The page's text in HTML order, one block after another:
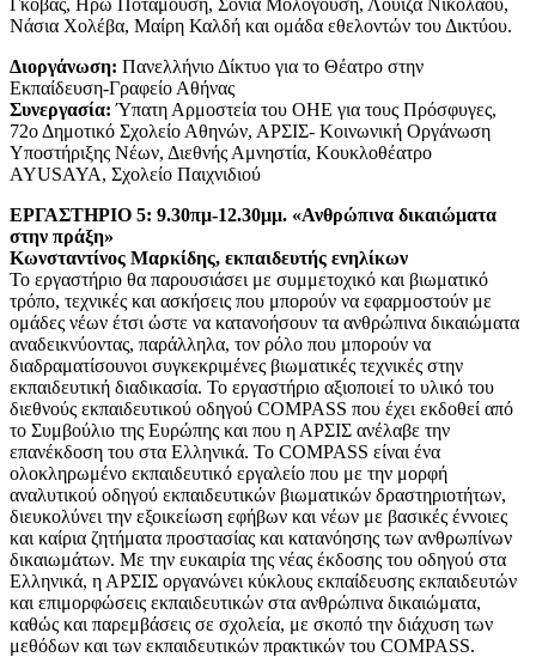
Νάσια Χολέβα, Μαίρη Καλδή και ομάδα εθελοντών του Δικτύου.
Διοργάνωση: Πανελλήνιο Δίκτυο για το Θέατρο στην
Εκπαίδευση-Γραφείο Αθήνας
Συνεργασία:Ύπατη Αρμοστεία του ΟΗΕ για τους Πρόσφυγες,
72ο Δημοτικό Σχολείο Αθηνών, ΑΡΣΙΣ- Κοινωνική Οργάνωση
Υποστήριξης Νέων, Διεθνής Αμνηστία, Κουκλοθέατρο
AYUSAYA, Σχολείο Παιχνιδιού
ΕΡΓΑΣΤΗΡΙΟ 5: 9.30πμ-12.30μμ. «Ανθρώπινα δικαιώματα
στην πράξη»
Κωνσταντίνος Μαρκίδης, εκπαιδευτής ενηλίκων
Το εργαστήριο θα παρουσιάσει με συμμετοχικό και βιωματικό
τρόπο, τεχνικές και ασκήσεις που μπορούν να εφαρμοστούν με
ομάδες νέων έτσι ώστε να κατανοήσουν τα ανθρώπινα δικαιώματα
αναδεικνύοντας, παράλληλα, τον ρόλο που μπορούν να
διαδραματίσουνοι συγκεκριμένες βιωματικές τεχνικές στην
εκπαιδευτική διαδικασία. Το εργαστήριο αξιοποιεί το υλικό του
διεθνούς εκπαιδευτικού οδηγού COMPASS που έχει εκδοθεί από
το Συμβούλιο της Ευρώπης και που η ΑΡΣΙΣ ανέλαβε την
επανέκδοση του στα Ελληνικά. Το COMPASS είναι ένα
ολοκληρωμένο εκπαιδευτικό εργαλείο που με την μορφή
αναλυτικού οδηγού εκπαιδευτικών βιωματικών δραστηριοτήτων,
διευκολύνει την εξοικείωση εφήβων και νέων με βασικές έννοιες
και καίρια ζητήματα προστασίας και κατανόησης των ανθρωπίνων
δικαιωμάτων. Με την ευκαιρία της νέας έκδοσης του οδηγού στα
Ελληνικά, η ΑΡΣΙΣ οργανώνει κύκλους εκπαίδευσης εκπαιδευτών
και επιμορφώσεις εκπαιδευτικών στα ανθρώπινα δικαιώματα,
καθώς και παρεμβάσεις σε σχολεία, με σκοπό την διάχυση των
μεθόδων και των εκπαιδευτικών πρακτικών του COMPASS.